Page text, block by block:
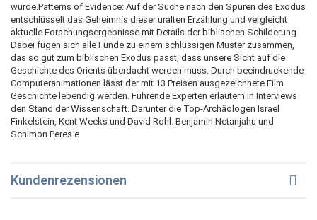
wurde.Patterns of Evidence: Auf der Suche nach den Spuren des Exodus
entschlüsselt das Geheimnis dieser uralten Erzählung und vergleicht
aktuelle Forschungsergebnisse mit Details der biblischen Schilderung.
Dabei fügen sich alle Funde zu einem schlüssigen Muster zusammen,
das so gut zum biblischen Exodus passt, dass unsere Sicht auf die
Geschichte des Orients überdacht werden muss. Durch beeindruckende
Computeranimationen lässt der mit 13 Preisen ausgezeichnete Film
Geschichte lebendig werden. Führende Experten erläutern in Interviews
den Stand der Wissenschaft. Darunter die Top-Archäologen Israel
Finkelstein, Kent Weeks und David Rohl. Benjamin Netanjahu und
Schimon Peres e
Kundenrezensionen